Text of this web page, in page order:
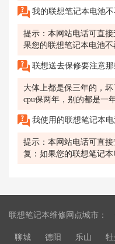
我的联想笔记本电池不再持久，需要
提示：本网站电话可直
果您的联想笔记本电池
联想送去保修要注意
大体上都是保三年的，
cpu保两年，别的都是一
我使用的联想笔记本电池使
提示：本网站电话可直
复：如果您的联想笔记
联想笔记本维修网点城市：
聊城 德阳 乐山